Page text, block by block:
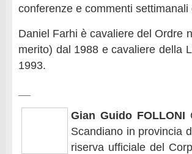
conferenze e commenti settimanali
Daniel Farhi è cavaliere del Ordre
merito) dal 1988 e cavaliere della
1993.
Gian Guido FOLLONI
Scandiano in provincia
riserva ufficiale del